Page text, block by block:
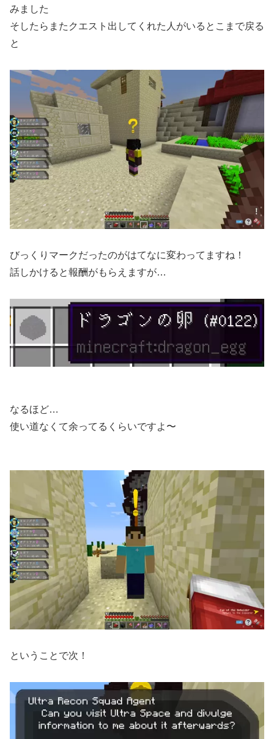
みました
そしたらまたクエスト出してくれた人がいるとこまで戻る
と
びっくりマークだったのがはてなに変わってますね！
話しかけると報酬がもらえますが…
なるほど…
使い道なくて余ってるくらいですよ〜
ということで次！